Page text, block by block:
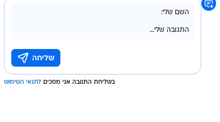
בשליחת התגובה אני מסכים לתנאי השימוש